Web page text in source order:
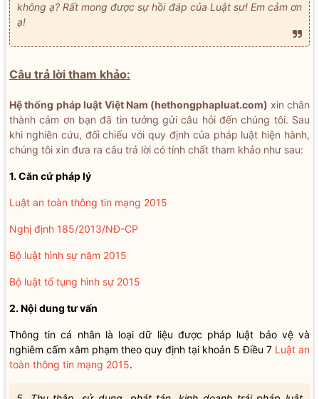
không ạ? Rất mong được sự hồi đáp của Luật sư! Em cảm ơn
ạ!
Câu trả lời tham khảo:
Hệ thống pháp luật Việt Nam (hethongphapluat.com) xin chân
thành cảm ơn bạn đã tin tưởng gửi câu hỏi đến chúng tôi. Sau
khi nghiên cứu, đối chiếu với quy định của pháp luật hiện hành,
chúng tôi xin đưa ra câu trả lời có tính chất tham khảo như sau:
1. Căn cứ pháp lý
Luật an toàn thông tin mạng 2015
Nghị định 185/2013/NĐ-CP
Bộ luật hình sự năm 2015
Bộ luật tố tụng hình sự 2015
2. Nội dung tư vấn
Thông tin cá nhân là loại dữ liệu được pháp luật bảo vệ và
nghiêm cấm xâm phạm theo quy định tại khoản 5 Điều 7 Luật an
toàn thông tin mạng 2015.